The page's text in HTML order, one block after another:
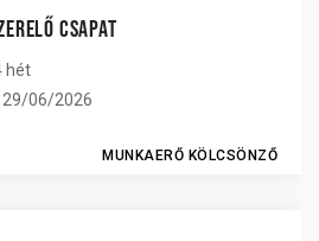
CSAPAT
hét
29/06/2026
MUNKAERŐ KÖLCSÖNZŐ